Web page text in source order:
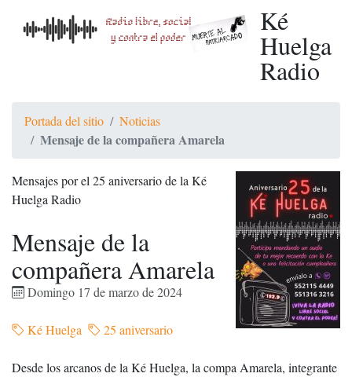
Ké
Huelga
Radio
Portada del sitio Noticias
Mensaje de la compañera Amarela
Mensajes por el 25 aniversario de la Ké
Huelga Radio
Mensaje de la
compañera Amarela
Domingo 17 de marzo de 2024
Ké Huelga 25 aniversario
Desde los arcanos de la Ké Huelga, la compa Amarela, integrante